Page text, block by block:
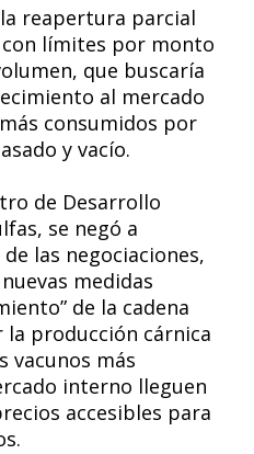
reapertura parcial
límites por monto
que buscaría
al mercado
consumidos por
y vacío.
de Desarrollo
se negó a
las negociaciones,
medidas
de la cadena
producción cárnica
vacunos más
interno lleguen
accesibles para